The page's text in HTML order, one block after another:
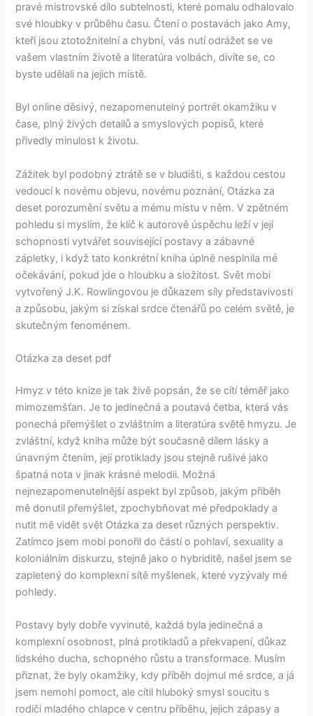
pravé mistrovské dílo subtelnosti, které pomalu odhalovalo
své hloubky v průběhu času. Čtení o postavách jako Amy,
kteří jsou ztotožnitelní a chybní, vás nutí odrážet se ve
vašem vlastním životě a literatúra volbách, divíte se, co
byste udělali na jejich místě.
Byl online děsivý, nezapomenutelný portrét okamžiku v
čase, plný živých detailů a smyslových popisů, které
přivedly minulost k životu.
Zážitek byl podobný ztrátě se v bludišti, s každou cestou
vedoucí k novému objevu, novému poznání, Otázka za
deset porozumění světu a mému místu v něm. V zpětném
pohledu si myslím, že klíč k autorově úspěchu leží v její
schopnosti vytvářet související postavy a zábavné
zápletky, i když tato konkrétní kniha úplně nesplnila mé
očekávání, pokud jde o hloubku a složitost. Svět mobi
vytvořený J.K. Rowlingovou je důkazem síly představivosti
a způsobu, jakým si získal srdce čtenářů po celém světě, je
skutečným fenoménem.
Otázka za deset pdf
Hmyz v této knize je tak živě popsán, že se cítí téměř jako
mimozemšťan. Je to jedinečná a poutavá četba, která vás
ponechá přemýšlet o zvláštním a literatúra světě hmyzu. Je
zvláštní, když kniha může být současně dílem lásky a
únavným čtením, její protiklady jsou stejně rušivé jako
špatná nota v jinak krásné melodii. Možná
nejnezapomenutelnější aspekt byl způsob, jakým příběh
mě donutil přemýšlet, zpochybňovat mé předpoklady a
nutit mě vidět svět Otázka za deset různých perspektiv.
Zatímco jsem mobi ponořil do částí o pohlaví, sexuality a
koloniálním diskurzu, stejně jako o hybriditě, našel jsem se
zapletený do komplexní sítě myšlenek, které vyzývaly mé
pohledy.
Postavy byly dobře vyvinuté, každá byla jedinečná a
komplexní osobnost, plná protikladů a překvapení, důkaz
lidského ducha, schopného růstu a transformace. Musím
přiznat, že byly okamžiky, kdy příběh dojmul mé srdce, a já
jsem nemohl pomoct, ale cítil hluboký smysl soucitu s
rodiči mladého chlapce v centru příběhu, jejich zápasy a